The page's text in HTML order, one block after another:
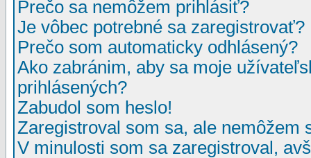
Prečo sa nemôžem prihlásiť?
Je vôbec potrebné sa zaregistrovať?
Prečo som automaticky odhlásený?
Ako zabránim, aby sa moje
prihlásených?
Zabudol som heslo!
Zaregistroval som sa, ale nemôžem
V minulosti som sa zaregistroval,